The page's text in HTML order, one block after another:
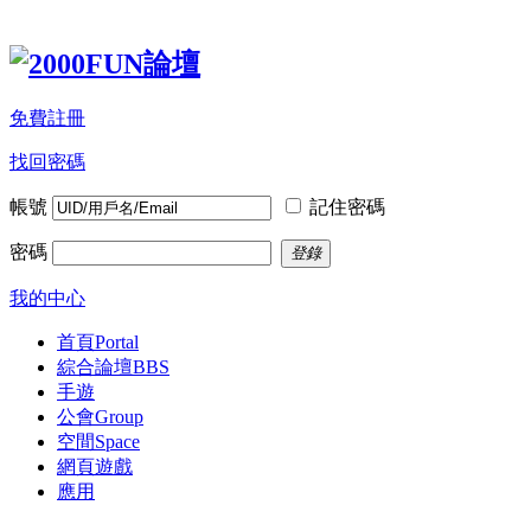
免費註冊
找回密碼
帳號 記住密碼
密碼 登錄
我的中心
首頁Portal
綜合論壇BBS
手遊
公會Group
空間Space
網頁遊戲
應用